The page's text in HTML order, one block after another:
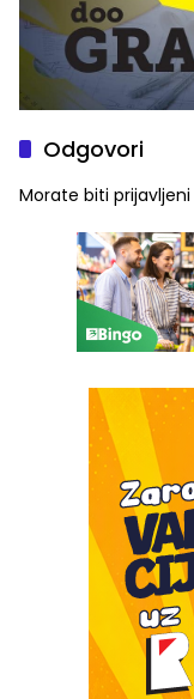
Odgovori
Morate biti prijavljeni